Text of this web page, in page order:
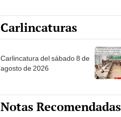
Carlincaturas
Carlincatura del sábado 8 de
agosto de 2026
Notas Recomendadas